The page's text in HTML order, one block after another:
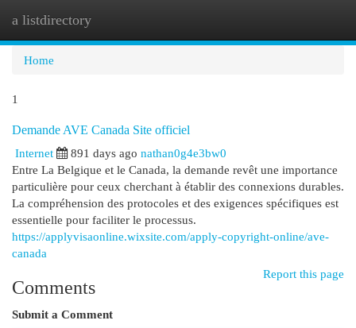
a listdirectory
Home
1
Demande AVE Canada Site officiel
Internet
891 days ago nathan0g4e3bw0
Entre La Belgique et le Canada, la demande revêt une importance
particulière pour ceux cherchant à établir des connexions durables.
La compréhension des protocoles et des exigences spécifiques est
essentielle pour faciliter le processus.
https://applyvisaonline.wixsite.com/apply-copyright-online/ave-
canada
Report this page
Comments
Submit a Comment